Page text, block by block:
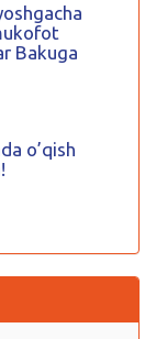
Bakuga
o’qish